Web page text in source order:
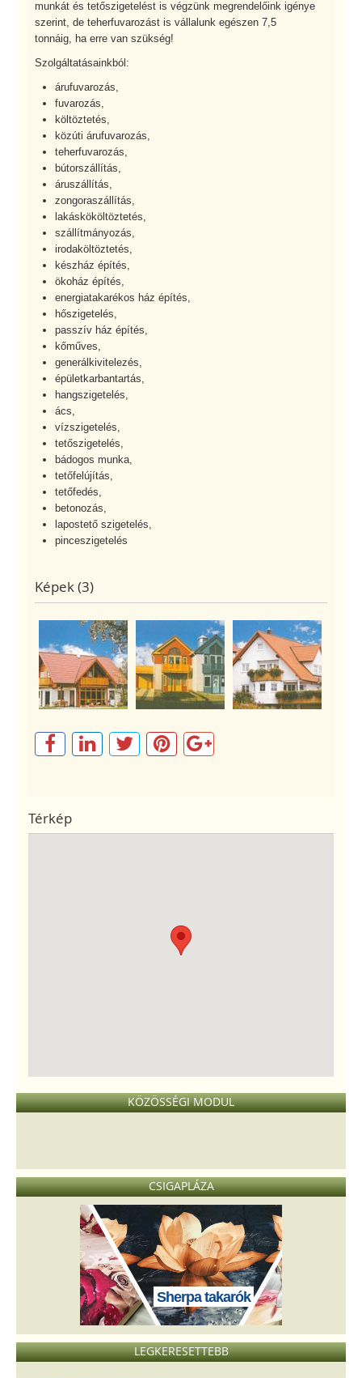
munkát és tetőszigetelést is végzünk megrendelőink igénye
szerint, de teherfuvarozást is vállalunk egészen 7,5
tonnáig, ha erre van szükség!
Szolgáltatásainkból:
árufuvarozás,
fuvarozás,
költöztetés,
közúti árufuvarozás,
teherfuvarozás,
bútorszállítás,
áruszállítás,
zongoraszállítás,
lakáskököltöztetés,
szállítmányozás,
irodaköltöztetés,
készház építés,
ökoház építés,
energiatakarékos ház építés,
hőszigetelés,
passzív ház építés,
kőműves,
generálkivitelezés,
épületkarbantartás,
hangszigetelés,
ács,
vízszigetelés,
tetőszigetelés,
bádogos munka,
tetőfelújítás,
tetőfedés,
betonozás,
lapostető szigetelés,
pinceszigetelés
Képek (3)
Térkép
KÖZÖSSÉGI MODUL
CSIGAPLÁZA
Sherpa takarók
LEGKERESETTEBB